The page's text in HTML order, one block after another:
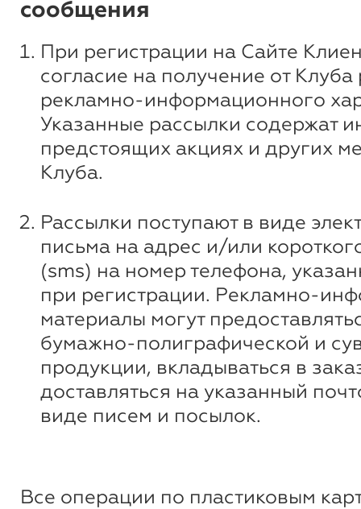
сообщения
При регистрации на Сайте
согласие на получение от Клуба
рекламно-информационного
Указанные рассылки содержат
предстоящих акциях и других
Клуба.
Рассылки поступают в виде
письма на адрес и/или
(sms) на номер телефона,
при регистрации. Рекламно-
материалы могут
бумажно-полиграфической и
продукции, вкладываться в
доставляться на указанный
виде писем и посылок.
Все операции по пластиковым